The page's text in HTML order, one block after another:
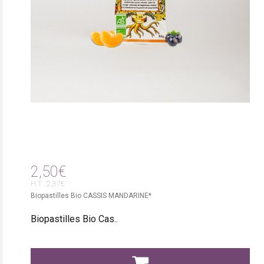
2,50€
H.T : 2,37€
Biopastilles Bio CASSIS MANDARINE*
Biopastilles Bio Cas..